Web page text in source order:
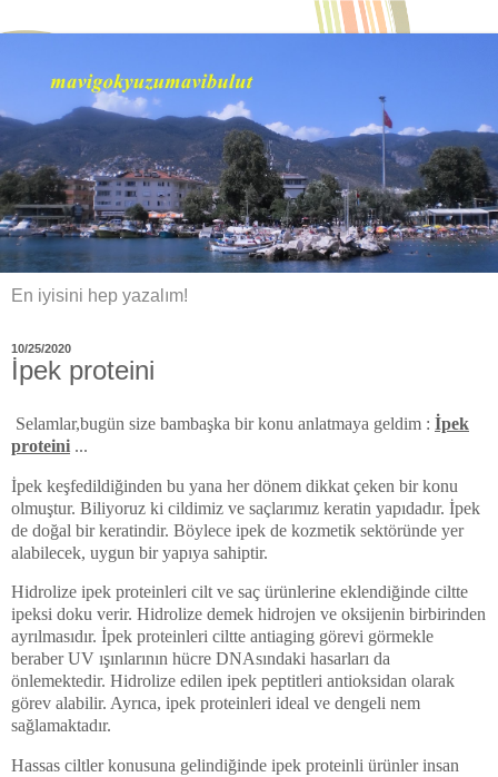
En iyisini hep yazalım!
10/25/2020
İpek proteini
Selamlar,bugün size bambaşka bir konu anlatmaya geldim : İpek
proteini ...
İpek keşfedildiğinden bu yana her dönem dikkat çeken bir konu
olmuştur. Biliyoruz ki cildimiz ve saçlarımız keratin yapıdadır. İpek
de doğal bir keratindir. Böylece ipek de kozmetik sektöründe yer
alabilecek, uygun bir yapıya sahiptir.
Hidrolize ipek proteinleri cilt ve saç ürünlerine eklendiğinde ciltte
ipeksi doku verir. Hidrolize demek hidrojen ve oksijenin birbirinden
ayrılmasıdır. İpek proteinleri ciltte antiaging görevi görmekle
beraber UV ışınlarının hücre DNAsındaki hasarları da
önlemektedir. Hidrolize edilen ipek peptitleri antioksidan olarak
görev alabilir. Ayrıca, ipek proteinleri ideal ve dengeli nem
sağlamaktadır.
Hassas ciltler konusuna gelindiğinde ipek proteinli ürünler insan